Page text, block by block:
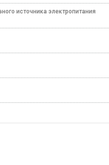
источника электропитания